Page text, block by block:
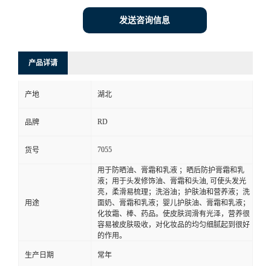
发送咨询信息
产品详请
产地 湖北
品牌 RD
货号 7055
用途
用于防晒油、膏霜和乳液 ；晒后防护膏霜和乳
液；用于头发修饰油、膏霜和头油, 可使头发光
亮，柔滑易梳理；洗浴油；护肤油和营养液；洗
面奶、膏霜和乳液；婴儿护肤油、膏霜和乳液；
化妆霜、棒、药品。使皮肤润滑有光泽，营养很
容易被皮肤吸收，对化妆品的均匀细腻起到很好
的作用。
生产日期 常年